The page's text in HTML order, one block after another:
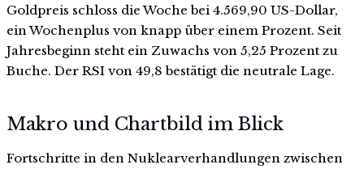
Goldpreis schloss die Woche bei 4.569,90 US-Dollar,
ein Wochenplus von knapp über einem Prozent. Seit
Jahresbeginn steht ein Zuwachs von 5,25 Prozent zu
Buche. Der RSI von 49,8 bestätigt die neutrale Lage.
Makro und Chartbild im Blick
Fortschritte in den Nuklearverhandlungen zwischen